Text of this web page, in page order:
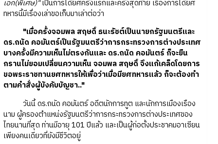
เอก(พิเศษ)"เป็นการได้ยศครั้งแรกและครั้งสุดท้าย เรื่องการได้ยศ
ทหารนี้มีเรื่องเล่าขอเก็บมาเล่าต่อว่า
"เมื่อครั้งจอมพล สฤษดิ์ ธนะรัชต์เป็นนายกรัฐมนตรีและ
ดร.ถนัด คอมันตร์เป็นรัฐมนตรีว่าการกระทรวงการต่างประเทศ
บางครั้งมีความเห็นไม่ตรงกันและ ดร.ถนัด คอมันตร์ ก็จะยืน
กรานไม่ยอมเปลี่ยนความเห็น จอมพล สฤษดิ์ จึงแก้เคล็ดโดยการ
ขอพระราชทานยศทหารให้เพื่อว่าเมื่อมียศทหารแล้ว ก็จะต้องทำ
ตามคำสั่งผู้บังคับบัญชา.."
วันนี้ ดร.ถนัด คอมันตร์ อดีตนักการทูต และนักการเมืองเรือง
นาม ผู้ครองตำแหน่งรัฐมนตรีว่าการกระทรวงการต่างประเทศของ
ไทยนานที่สุด ท่านมีอายุ 101 ปีแล้ว และเป็นผู้ก่อตั้งประชาคมอาเซียน
เพียงคนเดียวที่ยังมีชีวิตอยู่